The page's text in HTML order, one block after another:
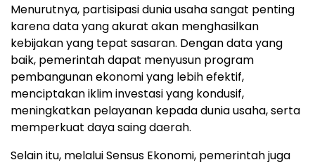
Menurutnya, partisipasi dunia usaha sangat penting
karena data yang akurat akan menghasilkan
kebijakan yang tepat sasaran. Dengan data yang
baik, pemerintah dapat menyusun program
pembangunan ekonomi yang lebih efektif,
menciptakan iklim investasi yang kondusif,
meningkatkan pelayanan kepada dunia usaha, serta
memperkuat daya saing daerah.
Selain itu, melalui Sensus Ekonomi, pemerintah juga